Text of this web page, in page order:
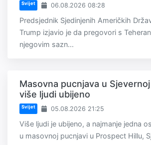
Svijet 06.08.2026 08:28
Predsjednik Sjedinjenih Američkih
Trump izjavio je da pregovori s
njegovim sazn...
Masovna pucnjava u
više ljudi ubijeno
Svijet 05.08.2026 21:25
Više ljudi je ubijeno, a najmanje jedna
u masovnoj pucnjavi u Prospect Hillu,